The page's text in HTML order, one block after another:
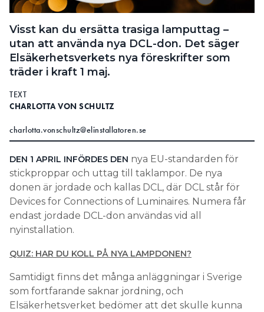
SEARCH
Visst kan du ersätta trasiga lamputtag –
utan att använda nya DCL-don. Det säger
Elsäkerhetsverkets nya föreskrifter som
träder i kraft 1 maj.
TEXT
CHARLOTTA VON SCHULTZ
charlotta.vonschultz@elinstallatoren.se
DEN 1 APRIL INFÖRDES DEN nya EU-standarden för
stickproppar och uttag till taklampor. De nya
donen är jordade och kallas DCL, där DCL står för
Devices for Connections of Luminaires. Numera får
endast jordade DCL-don användas vid all
nyinstallation.
QUIZ: HAR DU KOLL PÅ NYA LAMPDONEN?
Samtidigt finns det många anläggningar i Sverige
som fortfarande saknar jordning, och
Elsäkerhetsverket bedömer att det skulle kunna